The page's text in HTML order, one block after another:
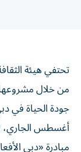
تحتفي هيئة
من خلال
جودة الحياة في
مبادرة «دبي